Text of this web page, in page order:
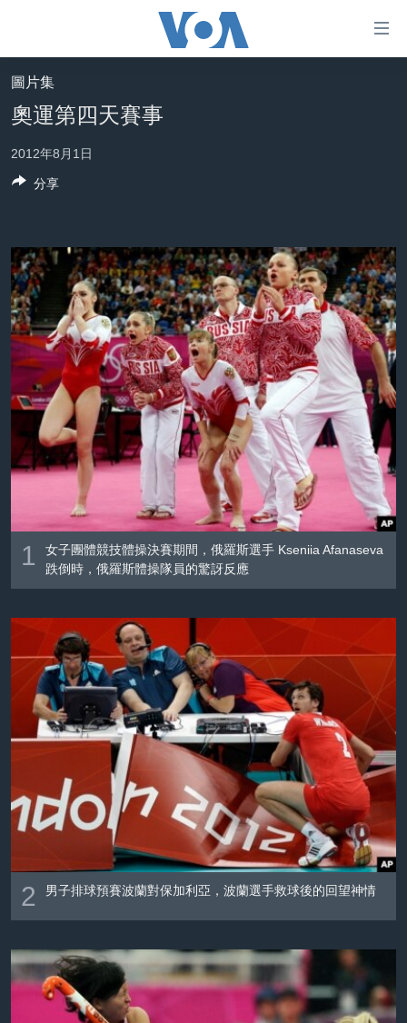
礙
鏈
接
跳
跳
轉
到
導
航
跳
轉
美國大選2024
港澳
台灣
海外港人
新聞自由
揭謊頻道
美國
中國
國際
經貿
每日視頻新聞
VOA 60秒 (國際)
美國專訊
視頻存檔
YOUTUBE頻道
音頻
時事經緯
新聞音頻
海外港人
港人港心
美國透視
建國史話
國語
關注我們
其他語言網站
圖片集
奧運第四天賽事
2012年8月1日
1
女子團體競技體操決賽期間，俄羅斯選手 Kseniia Afanaseva
跌倒時，俄羅斯體操隊員的驚訝反應
2 男子排球預賽波蘭對保加利亞，波蘭選手救球後的回望神情
分享